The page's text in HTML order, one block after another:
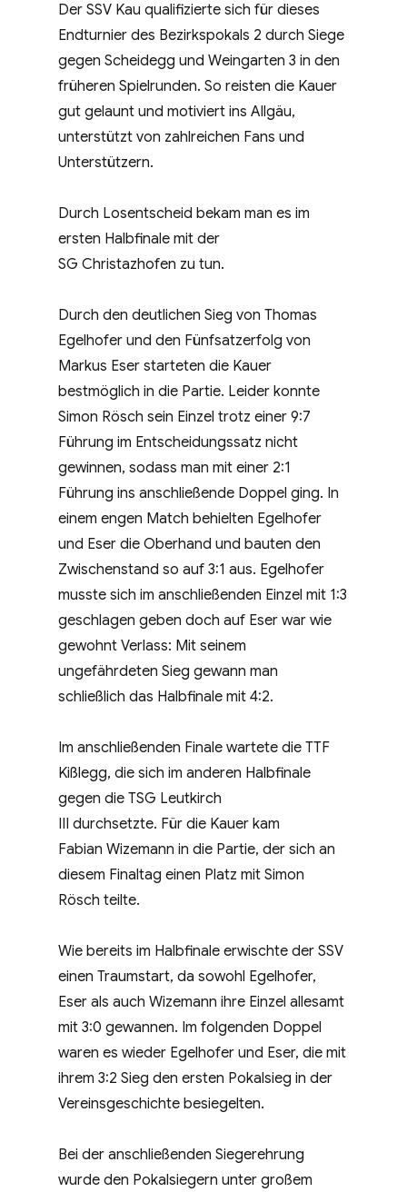
Der SSV Kau qualifizierte sich für dieses
Endturnier des Bezirkspokals 2 durch Siege
gegen Scheidegg und Weingarten 3 in den
früheren Spielrunden. So reisten die Kauer
gut gelaunt und motiviert ins Allgäu,
unterstützt von zahlreichen Fans und
Unterstützern.
Durch Losentscheid bekam man es im
ersten Halbfinale mit der
SG Christazhofen zu tun.
Durch den deutlichen Sieg von Thomas
Egelhofer und den Fünfsatzerfolg von
Markus Eser starteten die Kauer
bestmöglich in die Partie. Leider konnte
Simon Rösch sein Einzel trotz einer 9:7
Führung im Entscheidungssatz nicht
gewinnen, sodass man mit einer 2:1
Führung ins anschließende Doppel ging. In
einem engen Match behielten Egelhofer
und Eser die Oberhand und bauten den
Zwischenstand so auf 3:1 aus. Egelhofer
musste sich im anschließenden Einzel mit 1:3
geschlagen geben doch auf Eser war wie
gewohnt Verlass: Mit seinem
ungefährdeten Sieg gewann man
schließlich das Halbfinale mit 4:2.
Im anschließenden Finale wartete die TTF
Kißlegg, die sich im anderen Halbfinale
gegen die TSG Leutkirch
III durchsetzte. Für die Kauer kam
Fabian Wizemann in die Partie, der sich an
diesem Finaltag einen Platz mit Simon
Rösch teilte.
Wie bereits im Halbfinale erwischte der SSV
einen Traumstart, da sowohl Egelhofer,
Eser als auch Wizemann ihre Einzel allesamt
mit 3:0 gewannen. Im folgenden Doppel
waren es wieder Egelhofer und Eser, die mit
ihrem 3:2 Sieg den ersten Pokalsieg in der
Vereinsgeschichte besiegelten.
Bei der anschließenden Siegerehrung
wurde den Pokalsiegern unter großem